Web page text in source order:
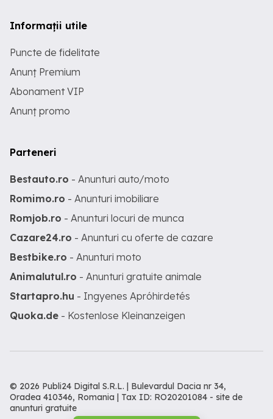
Informații utile
Puncte de fidelitate
Anunț Premium
Abonament VIP
Anunț promo
Parteneri
Bestauto.ro - Anunturi auto/moto
Romimo.ro - Anunturi imobiliare
Romjob.ro - Anunturi locuri de munca
Cazare24.ro - Anunturi cu oferte de cazare
Bestbike.ro - Anunturi moto
Animalutul.ro - Anunturi gratuite animale
Startapro.hu - Ingyenes Apróhirdetés
Quoka.de - Kostenlose Kleinanzeigen
© 2026 Publi24 Digital S.R.L. | Bulevardul Dacia nr 34,
Oradea 410346, Romania | Tax ID: RO20201084 - site de
anunturi gratuite